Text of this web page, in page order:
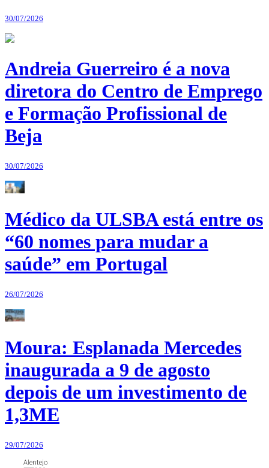
30/07/2026
Andreia Guerreiro é a nova
diretora do Centro de Emprego
e Formação Profissional de
Beja
30/07/2026
Médico da ULSBA está entre os
“60 nomes para mudar a
saúde” em Portugal
26/07/2026
Moura: Esplanada Mercedes
inaugurada a 9 de agosto
depois de um investimento de
1,3ME
29/07/2026